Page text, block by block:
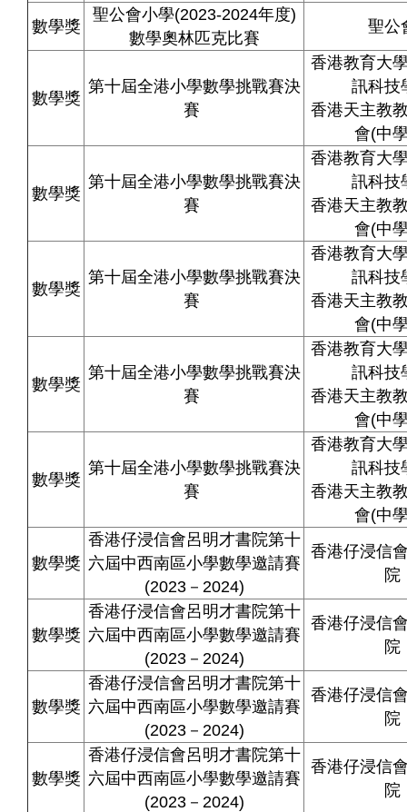
數學獎
聖公會小學(2023-2024年度)
數學奧林匹克比賽
聖公
數學獎
第十屆全港小學數學挑戰賽決
賽
香港教育大
訊科技
香港天主教
會(中
數學獎
第十屆全港小學數學挑戰賽決
賽
香港教育大
訊科技
香港天主教
會(中
數學獎
第十屆全港小學數學挑戰賽決
賽
香港教育大
訊科技
香港天主教
會(中
數學獎
第十屆全港小學數學挑戰賽決
賽
香港教育大
訊科技
香港天主教
會(中
數學獎
第十屆全港小學數學挑戰賽決
賽
香港教育大
訊科技
香港天主教
會(中
數學獎
香港仔浸信會呂明才書院第十
六屆中西南區小學數學邀請賽
(2023－2024)
香港仔浸信
院
數學獎
香港仔浸信會呂明才書院第十
六屆中西南區小學數學邀請賽
(2023－2024)
香港仔浸信
院
數學獎
香港仔浸信會呂明才書院第十
六屆中西南區小學數學邀請賽
(2023－2024)
香港仔浸信
院
數學獎
香港仔浸信會呂明才書院第十
六屆中西南區小學數學邀請賽
(2023－2024)
香港仔浸信
院